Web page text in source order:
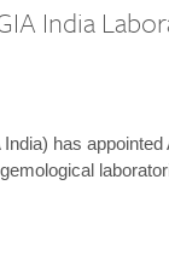
India
has appointed